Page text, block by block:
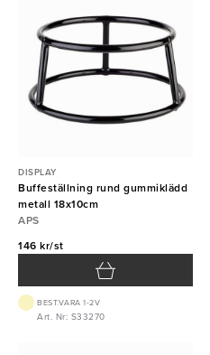
DISPLAY
Buffeställning rund gummiklädd
metall 18x10cm
APS
146 kr/st
BEST.VARA 1-2V
Art. Nr: S33270